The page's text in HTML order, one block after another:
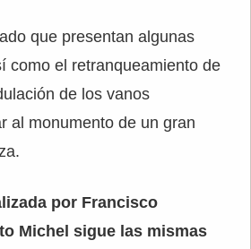
que presentan algunas
como el retranqueamiento de
de los vanos
al monumento de un gran
por Francisco
Michel sigue las mismas